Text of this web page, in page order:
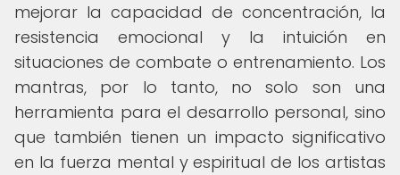
mejorar la capacidad de concentración, la
resistencia emocional y la intuición en
situaciones de combate o entrenamiento. Los
mantras, por lo tanto, no solo son una
herramienta para el desarrollo personal, sino
que también tienen un impacto significativo
en la fuerza mental y espiritual de los artistas